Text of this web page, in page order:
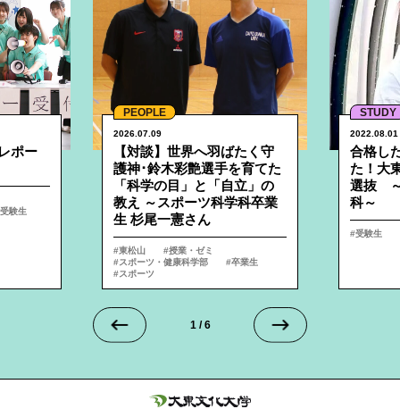
ポー
受験生
PEOPLE
2026.07.09
【対談】世界へ羽ばたく守
護神･鈴木彩艶選手を育てた
「科学の目」と「自立」の
教え ～スポーツ科学科卒業
生 杉尾一憲さん
東松山
授業・ゼミ
スポーツ・健康科学部
卒業生
スポーツ
STUDY
2022.08.01
合格し
た！大
選抜 ～
科～
受験生
1/6